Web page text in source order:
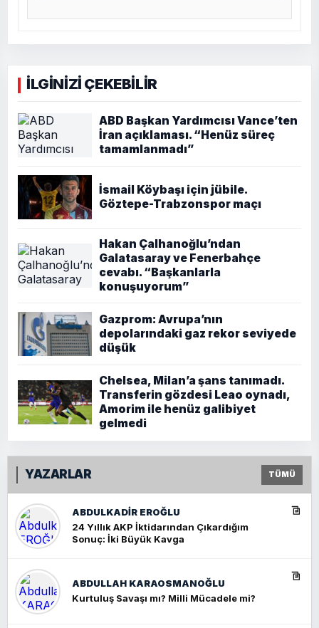
İLGİNİZİ ÇEKEBİLİR
ABD Başkan Yardımcısı Vance’ten
İran açıklaması. “Henüz süreç
tamamlanmadı”
İsmail Köybaşı için jübile.
Göztepe-Trabzonspor maçı
Hakan Çalhanoğlu’ndan
Galatasaray ve Fenerbahçe
cevabı. “Başkanlarla
konuşuyorum”
Gazprom: Avrupa’nın
depolarındaki gaz rekor seviyede
düşük
Chelsea, Milan’a şans tanımadı.
Transferin gözdesi Leao oynadı,
Amorim ile henüz galibiyet
gelmedi
YAZARLAR TÜMÜ
ABDULKADIR EROĞLU
24 Yıllık AKP İktidarından Çıkardığım
Sonuç: İki Büyük Kavga
ABDULLAH KARAOSMANOĞLU
Kurtuluş Savaşı mı? Milli Mücadele mi?